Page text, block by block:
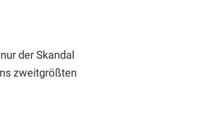
der Skandal
zweitgrößten